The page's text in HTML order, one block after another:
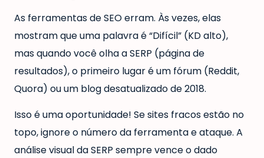
As ferramentas de SEO erram. Às vezes, elas
mostram que uma palavra é “Difícil” (KD alto),
mas quando você olha a SERP (página de
resultados), o primeiro lugar é um fórum (Reddit,
Quora) ou um blog desatualizado de 2018.
Isso é uma oportunidade! Se sites fracos estão no
topo, ignore o número da ferramenta e ataque. A
análise visual da SERP sempre vence o dado